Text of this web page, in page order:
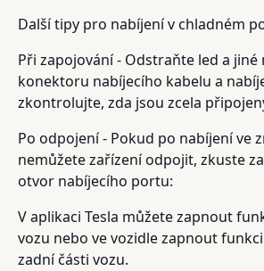
Další tipy pro nabíjení v chladném
Při zapojování - Odstraňte led a jiné
konektoru nabíjecího kabelu a
zkontrolujte, zda jsou zcela
Po odpojení - Pokud po nabíjení ve
nemůžete zařízení odpojit, zkuste
otvor nabíjecího portu:
V aplikaci Tesla můžete zapnout
vozu nebo ve vozidle zapnout
zadní části vozu.